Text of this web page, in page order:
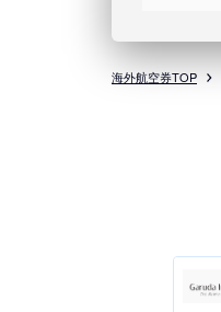
海外航空券TOP